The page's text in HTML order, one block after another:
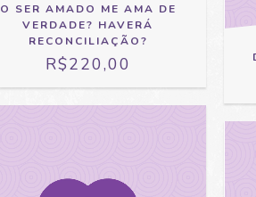
O SER AMADO ME AMA DE
VERDADE? HAVERÁ
RECONCILIAÇÃO?
R$220,00